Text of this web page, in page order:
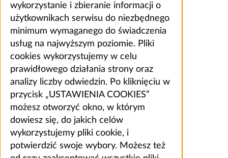
wykorzystanie i zbieranie informacji o
użytkownikach serwisu do niezbędnego
minimum wymaganego do świadczenia
usług na najwyższym poziomie. Pliki
cookies wykorzystujemy w celu
prawidłowego działania strony oraz
analizy liczby odwiedzin. Po kliknięciu w
przycisk „USTAWIENIA COOKIES”
możesz otworzyć okno, w którym
dowiesz się, do jakich celów
wykorzystujemy pliki cookie, i
potwierdzić swoje wybory. Możesz też